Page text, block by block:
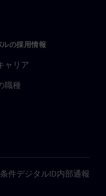
の採用情報
ャリア
職種
件デジタルID内部通報